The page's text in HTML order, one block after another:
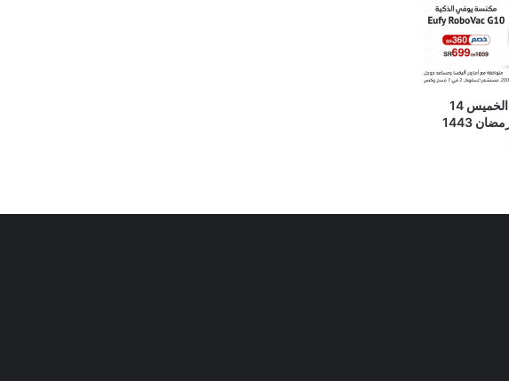
عروض جرير الدمام اليوم الخميس 14
أبريل 2022 الموافق 13 رمضان 1443